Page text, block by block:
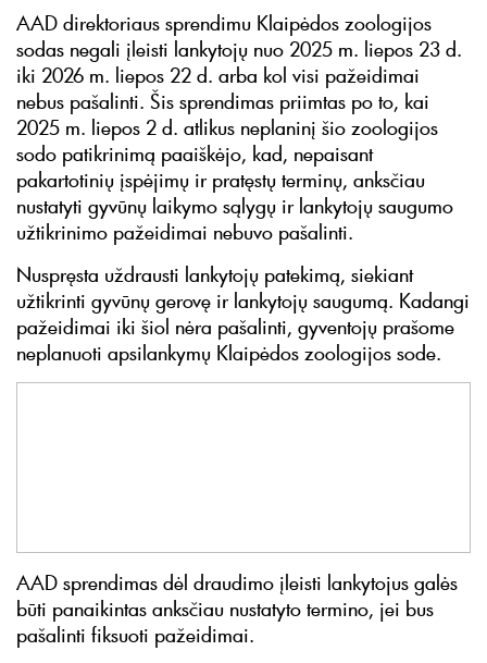
AAD direktoriaus sprendimu Klaipėdos zoologijos
sodas negali įleisti lankytojų nuo 2025 m. liepos 23 d.
iki 2026 m. liepos 22 d. arba kol visi pažeidimai
nebus pašalinti. Šis sprendimas priimtas po to, kai
2025 m. liepos 2 d. atlikus neplaninį šio zoologijos
sodo patikrinimą paaiškėjo, kad, nepaisant
pakartotinių įspėjimų ir pratęstų terminų, anksčiau
nustatyti gyvūnų laikymo sąlygų ir lankytojų saugumo
užtikrinimo pažeidimai nebuvo pašalinti.
Nuspręsta uždrausti lankytojų patekimą, siekiant
užtikrinti gyvūnų gerovę ir lankytojų saugumą. Kadangi
pažeidimai iki šiol nėra pašalinti, gyventojų prašome
neplanuoti apsilankymų Klaipėdos zoologijos sode.
AAD sprendimas dėl draudimo įleisti lankytojus galės
būti panaikintas anksčiau nustatyto termino, jei bus
pašalinti fiksuoti pažeidimai.